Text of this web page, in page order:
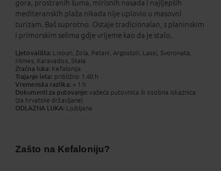
gora, prostranih šuma, mirisnih nasada i najljepših
mediteranskih plaža nikada nije uplovio u masovni
turizam. Baš suprotno. Ostaje tradicionalan, s planinskim
i primorskim selima gdje vrijeme kao da je stalo.
Ljetovališta: Lixouri, Zola, Petani, Argostoli, Lassi, Svoronata,
Minies, Karavados, Skala
Zračna luka: Kefalonija
Trajanje leta: približno 1.40 h
Vremenska razlika: + 1 h
Dokumenti za putovanje: važeća putovnica ili osobna iskaznica
(za hrvatske državljane).
ODLAZNA LUKA: Ljubljana
Zašto na Kefaloniju?